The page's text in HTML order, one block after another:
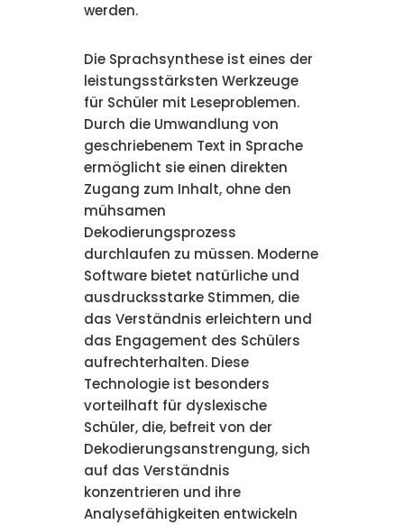
werden.
Die Sprachsynthese ist eines der
leistungsstärksten Werkzeuge
für Schüler mit Leseproblemen.
Durch die Umwandlung von
geschriebenem Text in Sprache
ermöglicht sie einen direkten
Zugang zum Inhalt, ohne den
mühsamen
Dekodierungsprozess
durchlaufen zu müssen. Moderne
Software bietet natürliche und
ausdrucksstarke Stimmen, die
das Verständnis erleichtern und
das Engagement des Schülers
aufrechterhalten. Diese
Technologie ist besonders
vorteilhaft für dyslexische
Schüler, die, befreit von der
Dekodierungsanstrengung, sich
auf das Verständnis
konzentrieren und ihre
Analysefähigkeiten entwickeln